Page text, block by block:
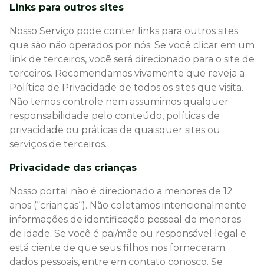
Links para outros sites
Nosso Serviço pode conter links para outros sites
que são não operados por nós. Se você clicar em um
link de terceiros, você será direcionado para o site de
terceiros. Recomendamos vivamente que reveja a
Política de Privacidade de todos os sites que visita.
Não temos controle nem assumimos qualquer
responsabilidade pelo conteúdo, políticas de
privacidade ou práticas de quaisquer sites ou
serviços de terceiros.
Privacidade das crianças
Nosso portal não é direcionado a menores de 12
anos (“crianças“). Não coletamos intencionalmente
informações de identificação pessoal de menores
de idade. Se você é pai/mãe ou responsável legal e
está ciente de que seus filhos nos forneceram
dados pessoais, entre em contato conosco. Se